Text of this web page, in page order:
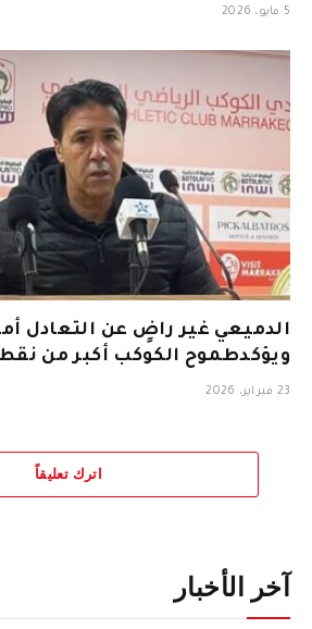
5 مايو، 2026
الدميعي غير راضٍ عن التعادل
ويؤكدطموح الكوكب أكبر من
23 فبراير، 2026
اترك تعليقاً
آخر الأخبار